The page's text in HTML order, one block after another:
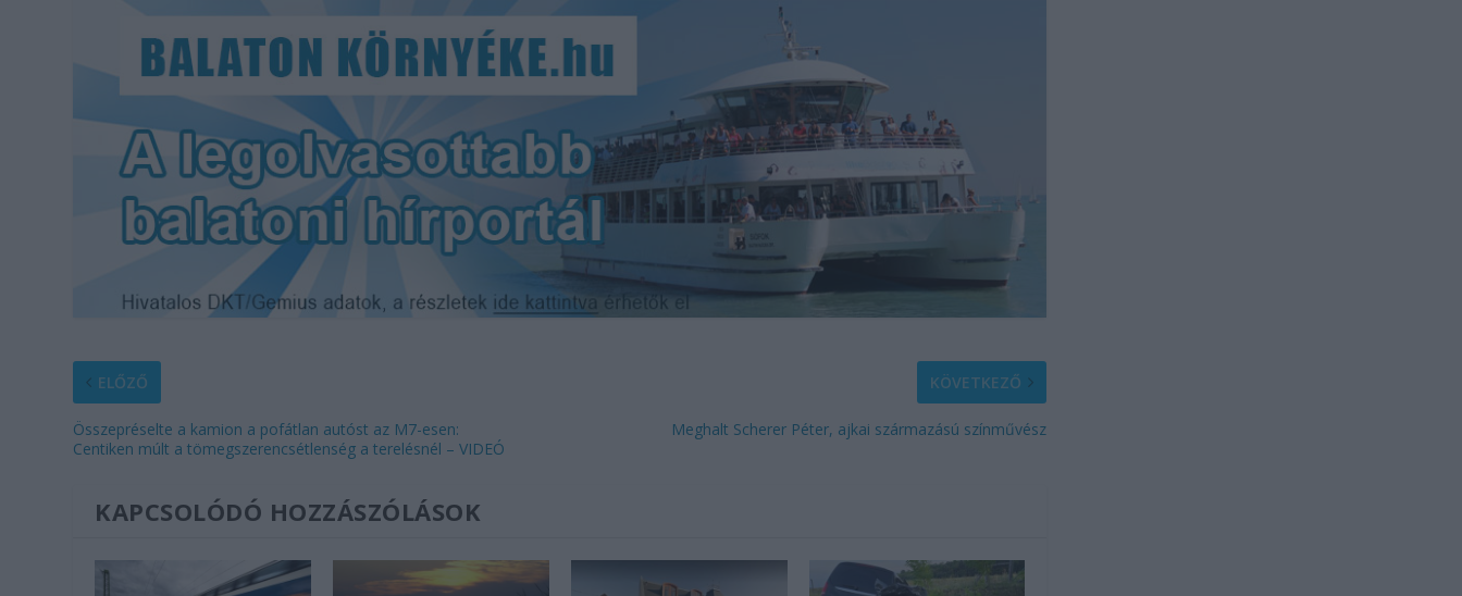
ELŐZŐ
Összepréselte a kamion a pofátlan autóst az M7-esen:
Centiken múlt a tömegszerencsétlenség a terelésnél – VIDEÓ
KÖVETKEZŐ
Meghalt Scherer Péter, ajkai származású színművész
KAPCSOLÓDÓ HOZZÁSZÓLÁSOK